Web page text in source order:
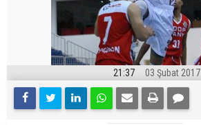
21:37 03 Şubat 2017